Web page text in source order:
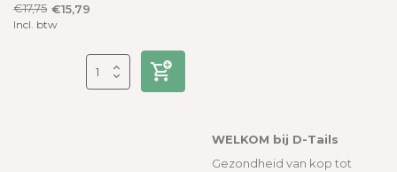
€17,75 €15,79
Incl. btw
WELKOM bij D-Tails
Gezondheid van kop tot